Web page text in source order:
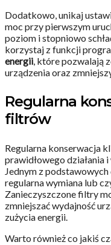
Dodatkowo, unikaj
moc przy pierwszym
poziom i stopniowo
korzystaj z funkcji
energii, które pozwalają
urządzenia oraz
Regularna
filtrów
Regularna konserwacja
prawidłowego działania
Jednym z
regularna wymiana lub
Zanieczyszczone filtry
zmniejszać wydajność
zużycia energii.
Warto również co jakiś